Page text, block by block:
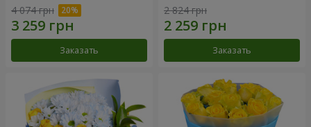
4 074 грн
Заказать
2 824 грн
Заказать